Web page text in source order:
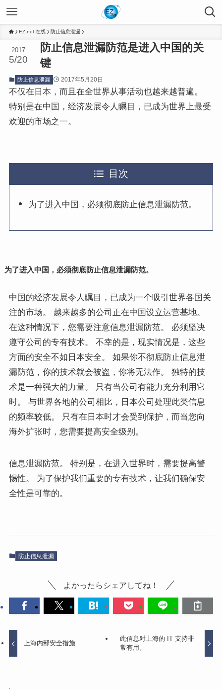
EZ-net 在线 防止信息泄漏
防止信息泄漏防范是进入中国的关
键
2017
5/20
防止信息泄漏 2017年5月20日
不仅在日本，而且在全世界从事活动也越来越普遍。
特别是在中国，经济发展令人瞩目，已成为世界上最受
欢迎的市场之一。
目次
为了进入中国，必须彻底防止信息泄漏防范。
为了进入中国，必须彻底防止信息泄漏防范。
中国的经济发展令人瞩目，已成为一个吸引世界各国关
注的市场。 越来越多的公司正在中国设立运营基地。
在这种情况下，您需要注意信息泄漏防范。 必须坚决
遵守公司的专有技术。 不幸的是，现实情况是，这些
方面的安全不如日本安全。 如果你不彻底防止信息泄
漏防范，你的技术就会被盗，你将无法作。 独特的技
术是一种强大的力量。 只有当公司有能力充分利用它
时。 与世界各地的公司相比，日本公司处理此类信息
的频率较低。 只有在日本时才会受到保护，而当您向
海外扩张时，您需要提高安全级别。
信息泄漏防范。 特别是，在进入世界时，需要提高警
惕性。 为了保护我们重要的专有技术，让我们确保安
全性是可靠的。
防止信息泄漏
よかったらシェアしてね！
上海内部安全措施
此信息对上海的 IT 支持非
常有用。